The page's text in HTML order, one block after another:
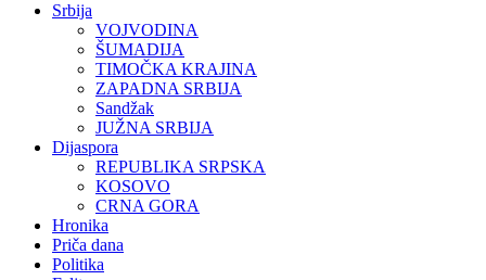
Srbija
VOJVODINA
ŠUMADIJA
TIMOČKA KRAJINA
ZAPADNA SRBIJA
Sandžak
JUŽNA SRBIJA
Dijaspora
REPUBLIKA SRPSKA
KOSOVO
CRNA GORA
Hronika
Priča dana
Politika